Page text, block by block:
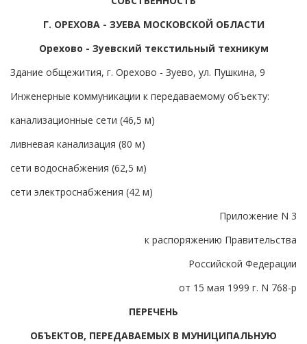
Г. ОРЕХОВА - ЗУЕВА МОСКОВСКОЙ ОБЛАСТИ
Орехово - Зуевский текстильный техникум
Здание общежития, г. Орехово - Зуево, ул. Пушкина, 9
Инженерные коммуникации к передаваемому объекту:
канализационные сети (46,5 м)
ливневая канализация (80 м)
сети водоснабжения (62,5 м)
сети электроснабжения (42 м)
Приложение N 3
к распоряжению Правительства
Российской Федерации
от 15 мая 1999 г. N 768-р
ПЕРЕЧЕНЬ
ОБЪЕКТОВ, ПЕРЕДАВАЕМЫХ В МУНИЦИПАЛЬНУЮ